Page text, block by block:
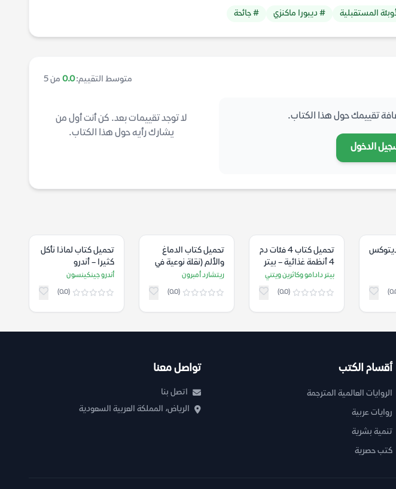
المستقبلية # ديبورا ماكنزي # جائحة
متوسط التقييم:0.0 من 5
تقييمك حول هذا الكتاب.
الدخول
لا توجد تقييمات بعد. كن أنت أول من
يشارك رأيه حول هذا الكتاب.
تحميل كتاب 4 فئات دم
4 أنظمة غذائية – بيتر
دادامو وكاثرين ويتني
بيتر دادامو وكاثرين ويتني
(0.0)
تحميل كتاب الدماغ
والألم (نقلة نوعية في
علم الأعصاب) –
ريتشارد أمبرون
ريتشارد أمبرون
(0.0)
تحميل كتاب لماذا نأكل
كثيرا – أندرو
جينكينسون
أندرو جينكينسون
(0.0)
أقسام الكتب
الروايات العالمية المترجمة
روايات عربية
تنمية بشرية
كتب حصرية
تواصل معنا
اتصل بنا
الرياض، المملكة العربية السعودية